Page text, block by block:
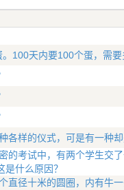
100天内要100个蛋，需
各样的仪式，可是有一种
的考试中，有两个学生交
什么原因？
直径十米的圆圈，内有牛